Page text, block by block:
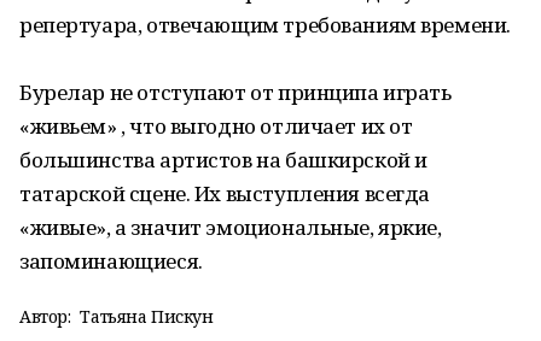
репертуара, отвечающим требованиям времени.
Бурелар не отступают от принципа играть
«живьем» , что выгодно отличает их от
большинства артистов на башкирской и
татарской сцене. Их выступления всегда
«живые», а значит эмоциональные, яркие,
запоминающиеся.
Автор: Татьяна Пискун